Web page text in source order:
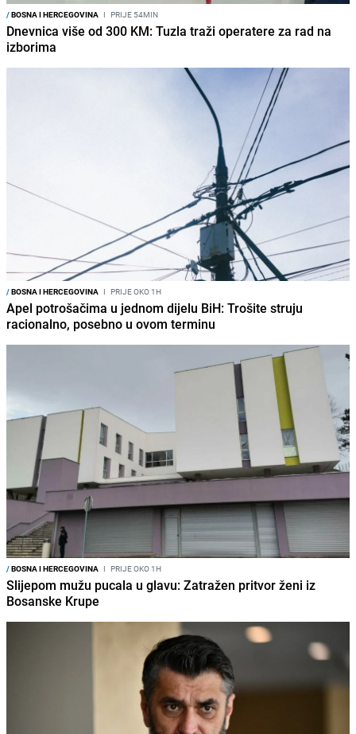
/BOSNA I HERCEGOVINA I PRIJE 54MIN
Dnevnica više od 300 KM: Tuzla traži operatere za rad na
izborima
/BOSNA I HERCEGOVINA I PRIJE OKO 1H
Apel potrošačima u jednom dijelu BiH: Trošite struju
racionalno, posebno u ovom terminu
/BOSNA I HERCEGOVINA I PRIJE OKO 1H
Slijepom mužu pucala u glavu: Zatražen pritvor ženi iz
Bosanske Krupe